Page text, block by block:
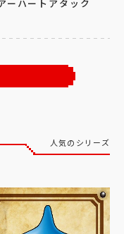
ハートアタック
人気のシリーズ